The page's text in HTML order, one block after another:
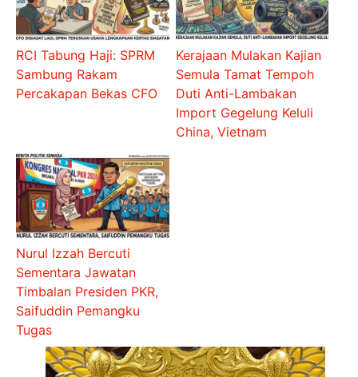
RCI Tabung Haji: SPRM
Sambung Rakam
Percakapan Bekas CFO
Kerajaan Mulakan Kajian
Semula Tamat Tempoh
Duti Anti-Lambakan
Import Gegelung Keluli
China, Vietnam
Nurul Izzah Bercuti
Sementara Jawatan
Timbalan Presiden PKR,
Saifuddin Pemangku
Tugas